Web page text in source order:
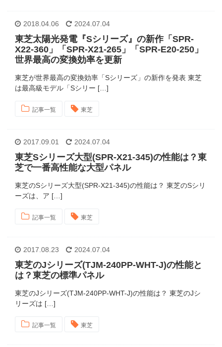
2018.04.06 2024.07.04
東芝太陽光発電『Sシリーズ』の新作「SPR-
X22-360」「SPR-X21-265」「SPR-E20-250」
世界最高の変換効率を更新
東芝が世界最高の変換効率「Sシリーズ」の新作を発表 東芝
は最高級モデル「Sシリー […]
記事一覧 東芝
2017.09.01 2024.07.04
東芝Sシリーズ大型(SPR-X21-345)の性能は？東
芝で一番高性能な大型パネル
東芝のSシリーズ大型(SPR-X21-345)の性能は？ 東芝のSシリ
ーズは、ア […]
記事一覧 東芝
2017.08.23 2024.07.04
東芝のJシリーズ(TJM-240PP-WHT-J)の性能と
は？東芝の標準パネル
東芝のJシリーズ(TJM-240PP-WHT-J)の性能は？ 東芝のJシ
リーズは […]
記事一覧 東芝